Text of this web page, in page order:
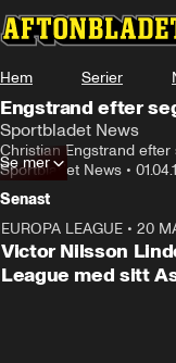
Hem Serier
Engstrand efter
Sportbladet News
Christian Engstrand
Sportbladet News •
Se mer
Senast
EUROPA LEAGUE • 20
Victor Nilsson
League med sitt